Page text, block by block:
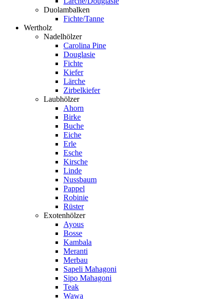
Duolambalken
Fichte/Tanne
Wertholz
Nadelhölzer
Carolina Pine
Douglasie
Fichte
Kiefer
Lärche
Zirbelkiefer
Laubhölzer
Ahorn
Birke
Buche
Eiche
Erle
Esche
Kirsche
Linde
Nussbaum
Pappel
Robinie
Rüster
Exotenhölzer
Ayous
Bosse
Kambala
Meranti
Merbau
Sapeli Mahagoni
Sipo Mahagoni
Teak
Wawa